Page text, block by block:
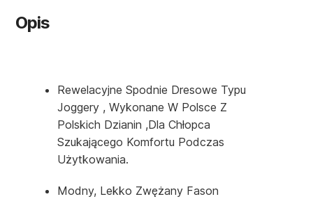
Opis
Rewelacyjne Spodnie Dresowe Typu
Joggery , Wykonane W Polsce Z
Polskich Dzianin ,dla Chłopca
Szukającego Komfortu Podczas
Użytkowania.
Modny, Lekko Zwężany Fason